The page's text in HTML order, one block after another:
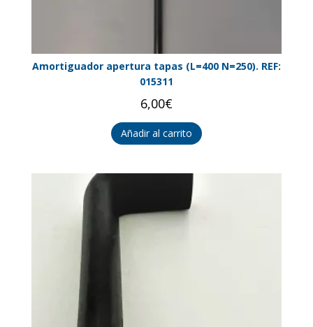
Amortiguador apertura tapas (L=400 N=250). REF:
015311
6,00€
Añadir al carrito